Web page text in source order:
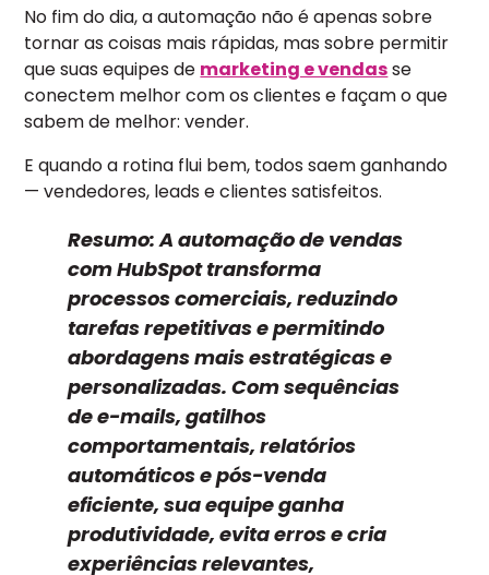
No fim do dia, a automação não é apenas sobre
tornar as coisas mais rápidas, mas sobre permitir
que suas equipes de marketing e vendasse
conectem melhor com os clientes e façam o que
sabem de melhor: vender.
E quando a rotina flui bem, todos saem ganhando
— vendedores, leads e clientes satisfeitos.
Resumo:A automação de vendas
com HubSpot transforma
processos comerciais, reduzindo
tarefas repetitivas e permitindo
abordagens mais estratégicas e
personalizadas. Com sequências
de e-mails, gatilhos
comportamentais, relatórios
automáticos e pós-venda
eficiente, sua equipe ganha
produtividade, evita erros e cria
experiências relevantes,